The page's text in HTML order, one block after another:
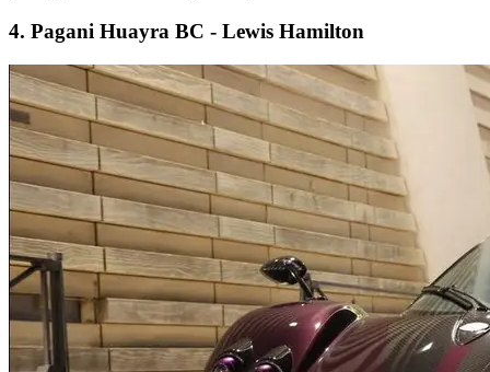
4. Pagani Huayra BC - Lewis Hamilton